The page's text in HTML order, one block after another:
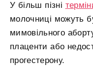
У більш пізні
молочниці можуть
мимовільного
плаценти або
прогестерону.